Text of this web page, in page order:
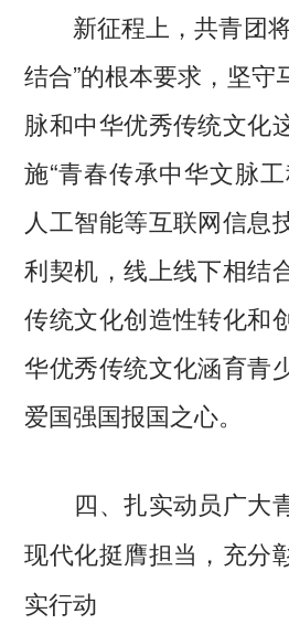
新征程上，共青团将
结合”的根本要求，坚守
脉和中华优秀传统文化
施“青春传承中华文脉
人工智能等互联网信息
利契机，线上线下相结
传统文化创造性转化和
华优秀传统文化涵育青
爱国强国报国之心。
四、扎实动员广大
现代化挺膺担当，充分
实行动